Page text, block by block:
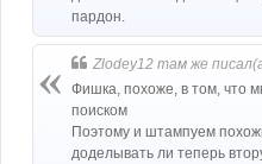
пардон.
Zlodey12 там же
Фишка, похоже, в том, что
поиском
Поэтому и штампуем
доделывать ли теперь